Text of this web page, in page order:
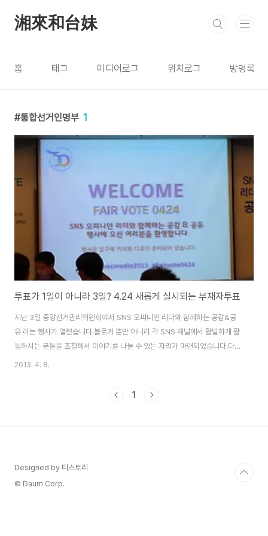
湘來和台妹
홈 태그 미디어로그 위치로그 방명록
통합선거인명부 1
투표가 1일이 아니라 3일? 4.24 새롭게 실시되는 부재자투표
지난 3일 중앙선거관리위원회에서 SNS 오피니언 리더와 함께하는 공감&공
유 라는 행사가 열렸습니다.블로거 뿐만 아니라 각 SNS 채널에서 활발하게 활
동하시는 분들을 초청해서 이야기를 나눌 수 있는 자리가 마련되었습니다.다소
공식적인 행사라 의견을 주고 받을 수 있는 기회는 적었습니다. 공식적인 행사
한 이야기를 나눌 수 있어서 오히려 더 좋았던 것 같습니다. 이번 행사의 주제는
2013. 4. 8.
1
Designed by 티스토리
© Daum Corp.